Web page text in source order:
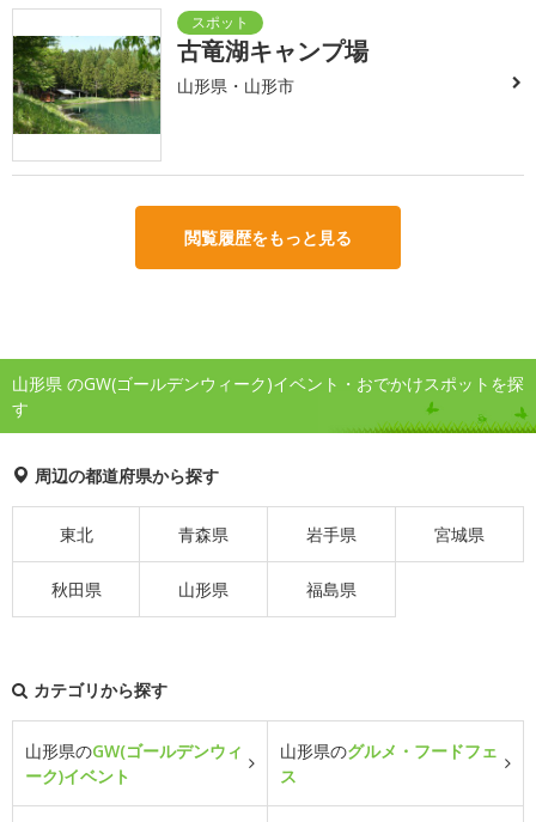
古竜湖キャンプ場
山形県・山形市
閲覧履歴をもっと見る
山形県 のGW(ゴールデンウィーク)イベント・おでかけスポットを探
す
周辺の都道府県から探す
東北 青森県 岩手県 宮城県
秋田県 山形県 福島県
カテゴリから探す
山形県のGW(ゴールデンウィ
ーク)イベント
山形県のグルメ・フードフェ
ス